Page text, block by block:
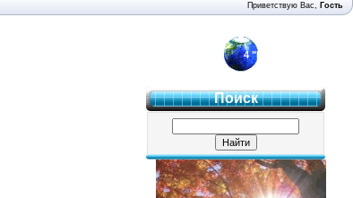
Приветствую Вас, Гость
4 "Б"
Поиск